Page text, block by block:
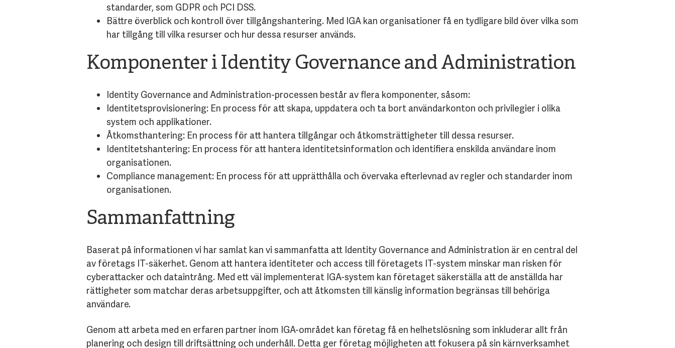
standarder, som GDPR och PCI DSS.
Bättre överblick och kontroll över tillgångshantering. Med IGA kan organisationer få en tydligare bild över vilka som
har tillgång till vilka resurser och hur dessa resurser används.
Komponenter i Identity Governance and Administration
Identity Governance and Administration-processen består av flera komponenter, såsom:
Identitetsprovisionering: En process för att skapa, uppdatera och ta bort användarkonton och privilegier i olika
system och applikationer.
Åtkomsthantering: En process för att hantera tillgångar och åtkomsträttigheter till dessa resurser.
Identitetshantering: En process för att hantera identitetsinformation och identifiera enskilda användare inom
organisationen.
Compliance management: En process för att upprätthålla och övervaka efterlevnad av regler och standarder inom
organisationen.
Sammanfattning
Baserat på informationen vi har samlat kan vi sammanfatta att Identity Governance and Administration är en central del
av företags IT-säkerhet. Genom att hantera identiteter och access till företagets IT-system minskar man risken för
cyberattacker och dataintrång. Med ett väl implementerat IGA-system kan företaget säkerställa att de anställda har
rättigheter som matchar deras arbetsuppgifter, och att åtkomsten till känslig information begränsas till behöriga
användare.
Genom att arbeta med en erfaren partner inom IGA-området kan företag få en helhetslösning som inkluderar allt från
planering och design till driftsättning och underhåll. Detta ger företag möjligheten att fokusera på sin kärnverksamhet